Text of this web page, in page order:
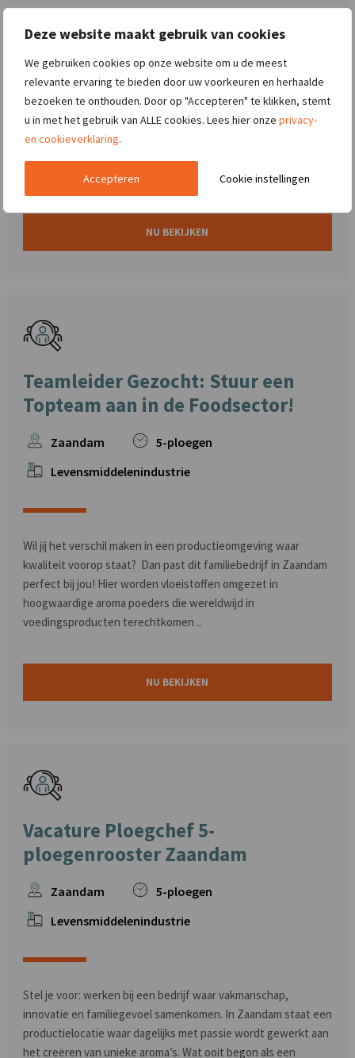
Deze website maakt gebruik van cookies
We gebruiken cookies op onze website om u de meest
relevante ervaring te bieden door uw voorkeuren en herhaalde
bezoeken te onthouden. Door op "Accepteren" te klikken, stemt
u in met het gebruik van ALLE cookies. Lees hier onze privacy-
en cookieverklaring.
Cookie instellingen
Accepteren
Sterk leiderschap maakt het verschil in een
productieomgeving die nooit stilstaat. Als Ploegleider 5-
ploegenrooster zorg jij ervoor dat jouw team elke dag optimaal
waar nodig en bewaakt d ..
NU BEKIJKEN
Teamleider Gezocht: Stuur een
Topteam aan in de Foodsector!
Zaandam
5-ploegen
Levensmiddelenindustrie
Wil jij het verschil maken in een productieomgeving waar
kwaliteit voorop staat? Dan past dit familiebedrijf in Zaandam
perfect bij jou! Hier worden vloeistoffen omgezet in
hoogwaardige aroma poeders die wereldwijd in
voedingsproducten terechtkomen ..
NU BEKIJKEN
Vacature Ploegchef 5-
ploegenrooster Zaandam
Zaandam
5-ploegen
Levensmiddelenindustrie
Stel je voor: werken bij een bedrijf waar vakmanschap,
innovatie en familiegevoel samenkomen. In Zaandam staat een
productielocatie waar dagelijks met passie wordt gewerkt aan
het creëren van unieke aroma’s. Wat ooit begon als een